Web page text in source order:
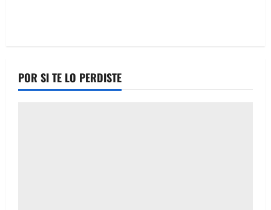
POR SI TE LO PERDISTE